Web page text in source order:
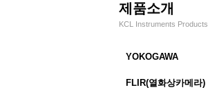
제품소개
KCL Instruments Products.
YOKOGAWA
FLIR(열화상카메라)